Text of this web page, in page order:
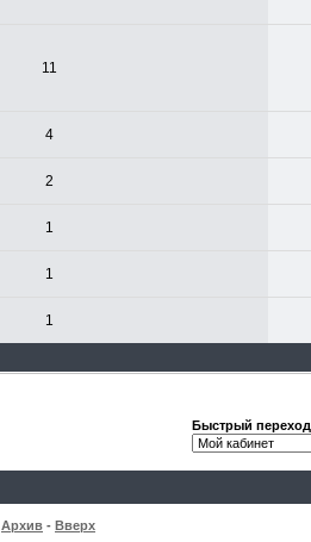
11
4
2
1
1
1
Быстрый переход
Архив - Вверх